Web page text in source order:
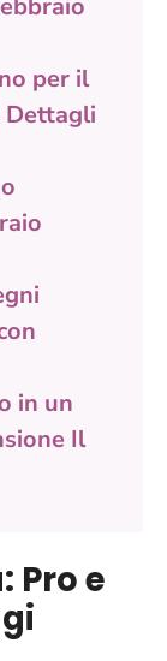
per il
Dettagli
in un
Il
Pro e